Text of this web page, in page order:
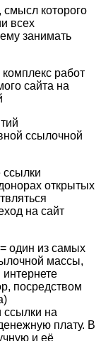
смысл которого
всех
занимать
комплекс работ
сайта на
ссылочной
ссылки
открытых
на сайт
один из самых
массы,
посредством
ссылки на
плату. В
и её